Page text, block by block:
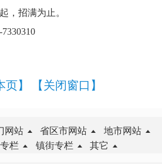
招满为止。
页】 【关闭窗口】
网站 省区市网站
地市网站
栏 镇街专栏 其它